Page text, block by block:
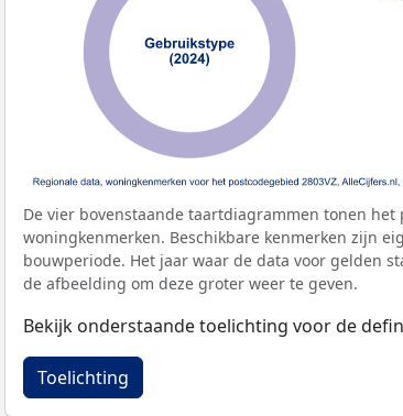
De vier bovenstaande taartdiagrammen tonen
woningkenmerken. Beschikbare kenmerken zijn
bouwperiode. Het jaar waar de data voor gelden
de afbeelding om deze groter weer te geven.
Bekijk onderstaande toelichting voor de
Toelichting